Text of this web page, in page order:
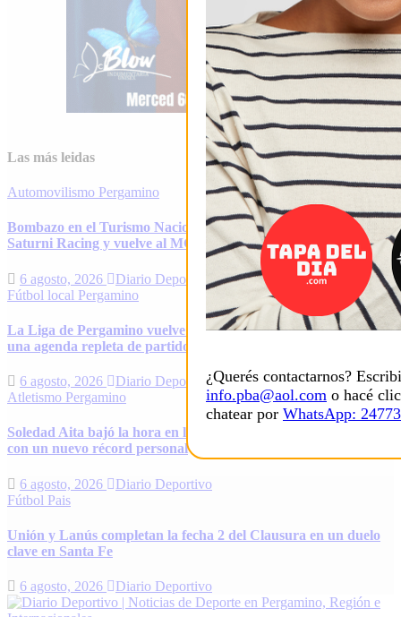
¿Querés contactarnos?
info.pba@aol.com o hacé
chatear por WhatsApp:
Las más leidas
Automovilismo Pergamino
Bombazo en el Turismo Nacional: Alfonso Domenech deja
Saturni Racing y vuelve al MG-C Pergamino
6 agosto, 2026
Diario Deportivo
Fútbol local Pergamino
La Liga de Pergamino vuelve con todo: el fin de semana tendrá
una agenda repleta de partidos
6 agosto, 2026
Diario Deportivo
Atletismo Pergamino
Soledad Aita bajó la hora en los 15K y volvió a hacer historia
con un nuevo récord personal
6 agosto, 2026
Diario Deportivo
Fútbol Pais
Unión y Lanús completan la fecha 2 del Clausura en un duelo
clave en Santa Fe
6 agosto, 2026 Diario Deportivo